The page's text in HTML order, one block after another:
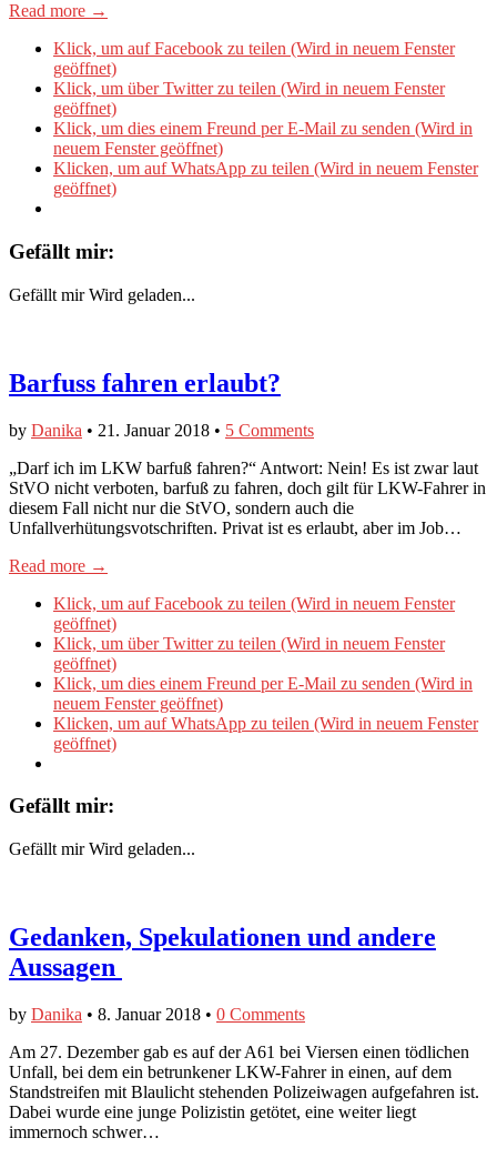
Read more →
Klick, um auf Facebook zu teilen (Wird in neuem Fenster
geöffnet)
Klick, um über Twitter zu teilen (Wird in neuem Fenster
geöffnet)
Klick, um dies einem Freund per E-Mail zu senden (Wird in
neuem Fenster geöffnet)
Klicken, um auf WhatsApp zu teilen (Wird in neuem Fenster
geöffnet)
Gefällt mir:
Gefällt mir Wird geladen...
Barfuss fahren erlaubt?
by Danika • 21. Januar 2018 • 5 Comments
„Darf ich im LKW barfuß fahren?“ Antwort: Nein! Es ist zwar laut
StVO nicht verboten, barfuß zu fahren, doch gilt für LKW-Fahrer in
diesem Fall nicht nur die StVO, sondern auch die
Unfallverhütungsvotschriften. Privat ist es erlaubt, aber im Job…
Read more →
Klick, um auf Facebook zu teilen (Wird in neuem Fenster
geöffnet)
Klick, um über Twitter zu teilen (Wird in neuem Fenster
geöffnet)
Klick, um dies einem Freund per E-Mail zu senden (Wird in
neuem Fenster geöffnet)
Klicken, um auf WhatsApp zu teilen (Wird in neuem Fenster
geöffnet)
Gefällt mir:
Gefällt mir Wird geladen...
Gedanken, Spekulationen und andere
Aussagen
by Danika • 8. Januar 2018 • 0 Comments
Am 27. Dezember gab es auf der A61 bei Viersen einen tödlichen
Unfall, bei dem ein betrunkener LKW-Fahrer in einen, auf dem
Standstreifen mit Blaulicht stehenden Polizeiwagen aufgefahren ist.
Dabei wurde eine junge Polizistin getötet, eine weiter liegt
immernoch schwer…